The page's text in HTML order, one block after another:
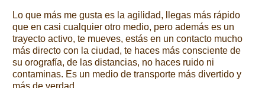
Lo que más me gusta es la agilidad, llegas más rápido
que en casi cualquier otro medio, pero además es un
trayecto activo, te mueves, estás en un contacto mucho
más directo con la ciudad, te haces más consciente de
su orografía, de las distancias, no haces ruido ni
contaminas. Es un medio de transporte más divertido y
más de verdad.